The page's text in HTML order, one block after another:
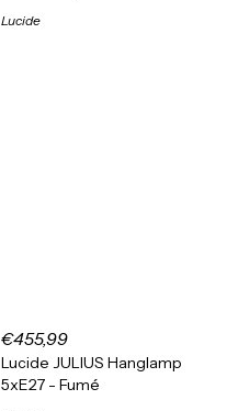
Lucide
€455,99
Lucide JULIUS Hanglamp
5xE27 - Fumé